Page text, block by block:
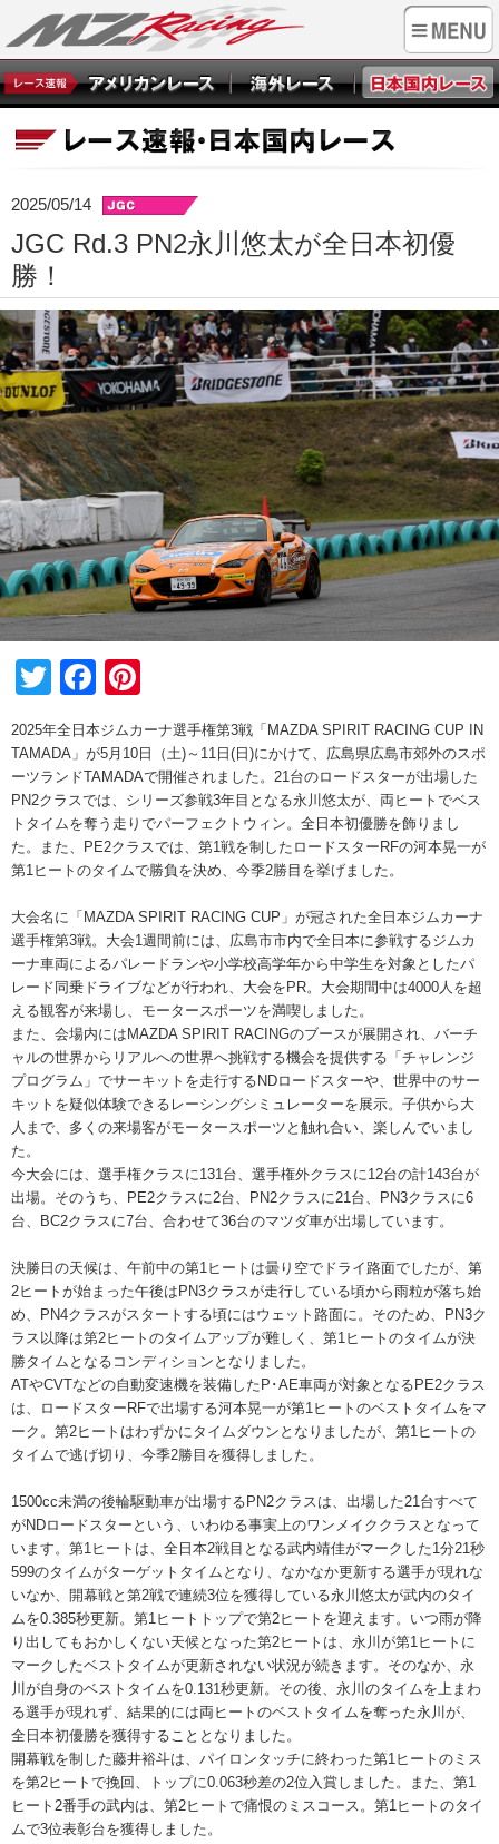
2025/05/14
JGC Rd.3 PN2永川悠太が全日本初優
勝！
TwitterFacebook
2025年全日本ジムカーナ選手権第3戦「MAZDA SPIRIT RACING CUP IN
TAMADA」が5月10日（土)～11日(日)にかけて、広島県広島市郊外のスポ
ーツランドTAMADAで開催されました。21台のロードスターが出場した
PN2クラスでは、シリーズ参戦3年目となる永川悠太が、両ヒートでベス
トタイムを奪う走りでパーフェクトウィン。全日本初優勝を飾りまし
た。また、PE2クラスでは、第1戦を制したロードスターRFの河本晃一が
第1ヒートのタイムで勝負を決め、今季2勝目を挙げました。
大会名に「MAZDA SPIRIT RACING CUP」が冠された全日本ジムカーナ
選手権第3戦。大会1週間前には、広島市市内で全日本に参戦するジムカ
ーナ車両によるパレードランや小学校高学年から中学生を対象としたパ
レード同乗ドライブなどが行われ、大会をPR。大会期間中は4000人を超
える観客が来場し、モータースポーツを満喫しました。
また、会場内にはMAZDA SPIRIT RACINGのブースが展開され、バーチ
ャルの世界からリアルへの世界へ挑戦する機会を提供する「チャレンジ
プログラム」でサーキットを走行するNDロードスターや、世界中のサー
キットを疑似体験できるレーシングシミュレーターを展示。子供から大
人まで、多くの来場客がモータースポーツと触れ合い、楽しんでいまし
た。
今大会には、選手権クラスに131台、選手権外クラスに12台の計143台が
出場。そのうち、PE2クラスに2台、PN2クラスに21台、PN3クラスに6
台、BC2クラスに7台、合わせて36台のマツダ車が出場しています。
決勝日の天候は、午前中の第1ヒートは曇り空でドライ路面でしたが、第
2ヒートが始まった午後はPN3クラスが走行している頃から雨粒が落ち始
め、PN4クラスがスタートする頃にはウェット路面に。そのため、PN3ク
ラス以降は第2ヒートのタイムアップが難しく、第1ヒートのタイムが決
勝タイムとなるコンディションとなりました。
ATやCVTなどの自動変速機を装備したP･AE車両が対象となるPE2クラス
は、ロードスターRFで出場する河本晃一が第1ヒートのベストタイムをマ
ーク。第2ヒートはわずかにタイムダウンとなりましたが、第1ヒートの
タイムで逃げ切り、今季2勝目を獲得しました。
1500cc未満の後輪駆動車が出場するPN2クラスは、出場した21台すべて
がNDロードスターという、いわゆる事実上のワンメイククラスとなって
います。第1ヒートは、全日本2戦目となる武内靖佳がマークした1分21秒
599のタイムがターゲットタイムとなり、なかなか更新する選手が現れな
いなか、開幕戦と第2戦で連続3位を獲得している永川悠太が武内のタイ
ムを0.385秒更新。第1ヒートトップで第2ヒートを迎えます。いつ雨が降
り出してもおかしくない天候となった第2ヒートは、永川が第1ヒートに
マークしたベストタイムが更新されない状況が続きます。そのなか、永
川が自身のベストタイムを0.131秒更新。その後、永川のタイムを上まわ
る選手が現れず、結果的には両ヒートのベストタイムを奪った永川が、
全日本初優勝を獲得することとなりました。
開幕戦を制した藤井裕斗は、パイロンタッチに終わった第1ヒートのミス
を第2ヒートで挽回、トップに0.063秒差の2位入賞しました。また、第1
ヒート2番手の武内は、第2ヒートで痛恨のミスコース。第1ヒートのタイ
ムで3位表彰台を獲得しました。